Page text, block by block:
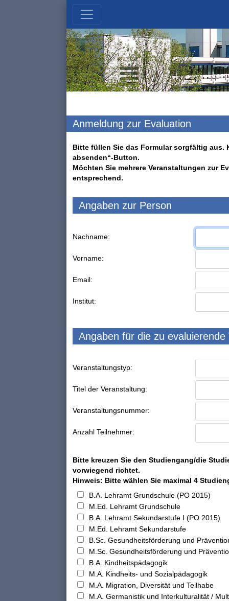
Anmeldung zur Evaluation
Bitte füllen Sie das Formular sorgfältig aus.
absenden“-Button.
Möchten Sie mehrere Veranstaltungen zur
entsprechend.
Angaben zur Person
Nachname:
Vorname:
Email:
Institut:
Angaben für die zu evaluierende
Veranstaltungstyp:
Titel der Veranstaltung:
Veranstaltungsnummer:
Anzahl Teilnehmer:
Bitte kreuzen Sie den Studiengang/die
vorwiegend richtet.
Hinweis: Bitte wählen Sie maximal 4
B.A. Lehramt Grundschule (PO 2015)
M.Ed. Lehramt Grundschule
B.A. Lehramt Sekundarstufe I (PO 2015)
M.Ed. Lehramt Sekundarstufe
B.Sc. Gesundheitsförderung und
M.Sc. Gesundheitsförderung und
B.A. Kindheitspädagogik
M.A. Kindheits- und Sozialpädagogik
M.A. Migration, Diversität und Teilhabe
M.A. Germanistik und Interkulturalität /